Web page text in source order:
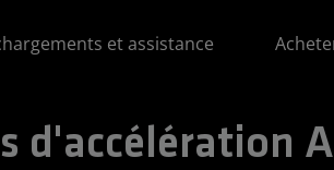
et assistance
d'accélération